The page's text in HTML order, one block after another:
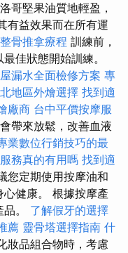
哥堅果油質地輕盈，
有益效果而在所有運
整骨推拿療程 訓練前，
佳狀態開始訓練。
漏水全面檢修方案 專
地區外燴選擇 找到適
廠商 台中平價按摩服
帶來放鬆，改善血液
業數位行銷技巧的最
務真的有用嗎 找到適
您定期使用按摩油和
健康。 根據按摩產
。 了解假牙的選擇
薦 靈骨塔選擇指南 什
妝品組合物時，考慮